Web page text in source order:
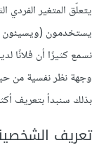
يتعلّق المتغير الفردي
يستخدمون
نسمع كثيرًا أن
وجهة نظر نفسية من
بذلك سنبدأ بتعريف
تعريف